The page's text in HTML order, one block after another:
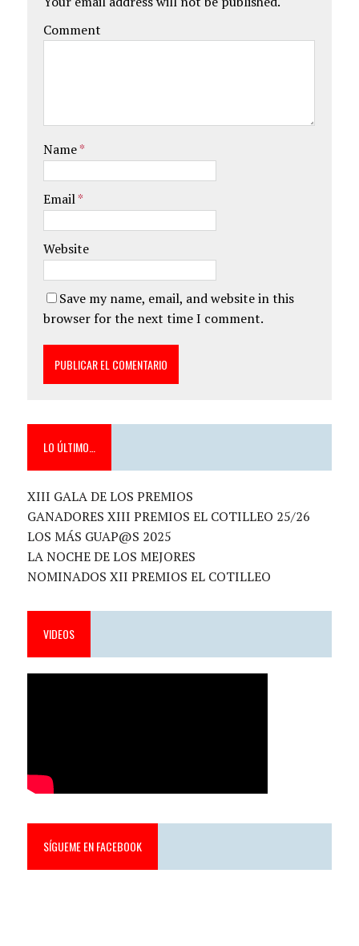
Comment
Name*
Email*
Website
Save my name, email, and website in this
browser for the next time I comment.
LO ÚLTIMO…
XIII GALA DE LOS PREMIOS
GANADORES XIII PREMIOS EL COTILLEO 25/26
LOS MÁS GUAP@S 2025
LA NOCHE DE LOS MEJORES
NOMINADOS XII PREMIOS EL COTILLEO
VIDEOS
SÍGUEME EN FACEBOOK